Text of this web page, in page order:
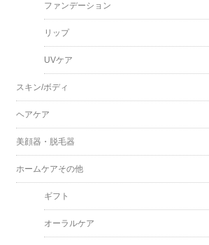
ファンデーション
リップ
UVケア
スキン/ボディ
ヘアケア
美顔器・脱毛器
ホームケアその他
ギフト
オーラルケア